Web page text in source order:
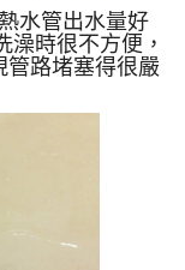
水管出水量好
澡時很不方便，
管路堵塞得很嚴
始 清洗水管 ，
先生 覺得很不
變大， 王先生
, 洗水管, 熱水
清管路 ...